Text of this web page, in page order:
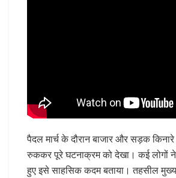
पैदल मार्च के दौरान बाजार और सड़क
रुककर पूरे घटनाक्रम को देखा। कई लोगों
हुए इसे साहसिक कदम बताया। तहसील